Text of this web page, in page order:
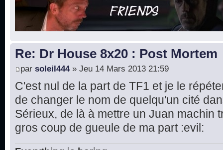
Re: Dr House 8x20 : Post Mortem
par soleil444» Jeu 14 Mars 2013 21:59
C'est nul de la part de TF1 et je le
de changer le nom de quelqu'un cité
Sérieux, de là à mettre un Juan machin
gros coup de gueule de ma part :evil: